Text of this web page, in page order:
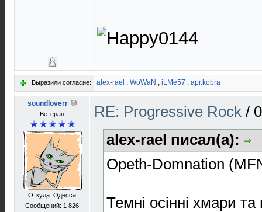
Выразили согласие: alex-rael , WoWaN , iLMe57 , apr.kobra
soundloverr
Ветеран
Откуда: Одесса
Сообщений: 1 826
RE: Progressive Rock /
alex-rael писал(а):
Opeth-Domnation
Темні осінні хмари